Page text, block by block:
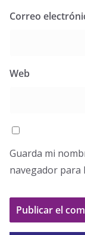
Correo
Web
Guarda mi
navegador para